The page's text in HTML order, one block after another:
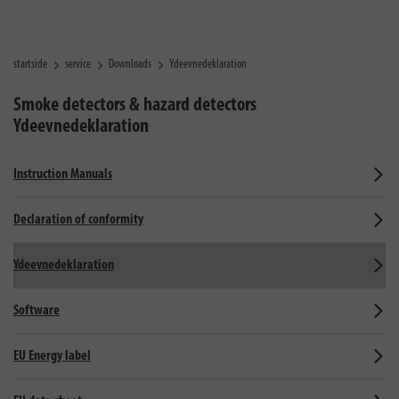
startside service Downloads Ydeevnedeklaration
Smoke detectors & hazard detectors
Ydeevnedeklaration
Instruction Manuals
Declaration of conformity
Ydeevnedeklaration
Software
EU Energy label